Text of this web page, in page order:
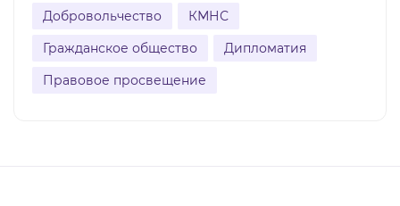
Добровольчество
КМНС
Гражданское общество
Дипломатия
Правовое просвещение